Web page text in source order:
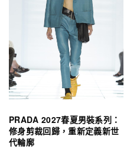
PRADA 2027春夏男裝系列：
修身剪裁回歸，重新定義新世
代輪廓